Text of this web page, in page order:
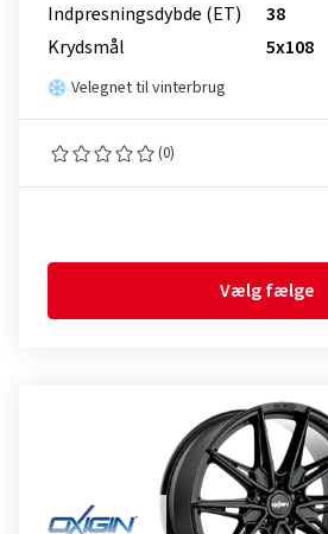
Indpresnings­dybde (ET)
38
Krydsmål
5x108
Velegnet til vinterbrug
(0)
Vælg fælge